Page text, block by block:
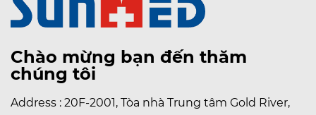
Chào mừng bạn đến thăm
chúng tôi
Address : 20F-2001, Tòa nhà Trung tâm Gold River,